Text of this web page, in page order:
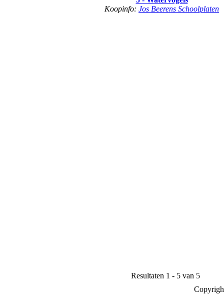
Koopinfo: Jos Beerens Schoolplaten
Resultaten 1 - 5 van 5